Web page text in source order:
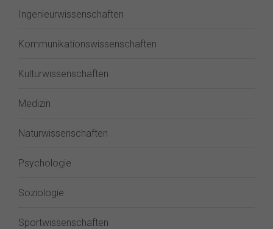
Ingenieurwissenschaften
Kommunikationswissenschaften
Kulturwissenschaften
Medizin
Naturwissenschaften
Psychologie
Soziologie
Sportwissenschaften